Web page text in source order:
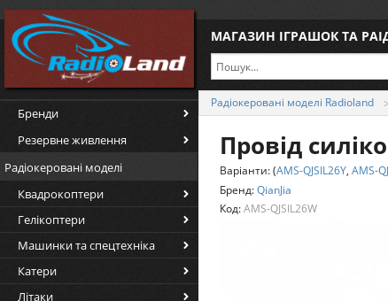
МАГАЗИН ІГРАШОК ТА
Бренди
Резервне живлення
Радіокеровані моделі
Квадрокоптери
Гелікоптери
Машинки та спецтехніка
Катери
Літаки
Радіокеровані моделі Radioland
Провід
Варіанти:(AMS-QJSIL26Y, AMS-
Бренд:QianJia
Код:AMS-QJSIL26W